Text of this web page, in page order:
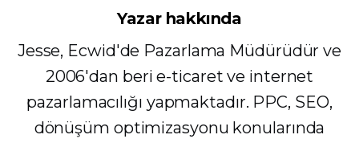
Yazar hakkında
Jesse, Ecwid'de Pazarlama Müdürüdür ve
2006'dan beri e-ticaret ve internet
pazarlamacılığı yapmaktadır. PPC, SEO,
dönüşüm optimizasyonu konularında